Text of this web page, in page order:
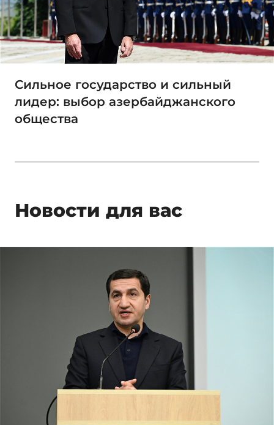
Сильное государство и сильный
лидер: выбор азербайджанского
общества
Новости для вас